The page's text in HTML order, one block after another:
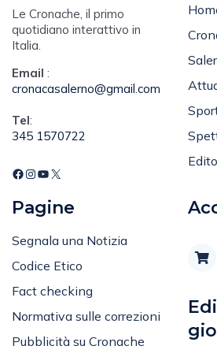
Le Cronache, il primo
quotidiano interattivo in
Italia.
Email :
cronacasalerno@gmail.com
Tel:
345 1570722
Pagine
Segnala una Notizia
Codice Etico
Fact checking
Normativa sulle correzioni
Pubblicità su Cronache